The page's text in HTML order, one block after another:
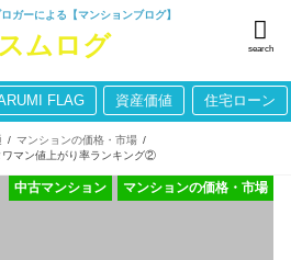
ガーによる【マンションブログ】
search
FLAG 資産価値 住宅ローン
マンションの価格・市場
ワマン値上がり率ランキング②
マンションの価格・市場
中古マンション